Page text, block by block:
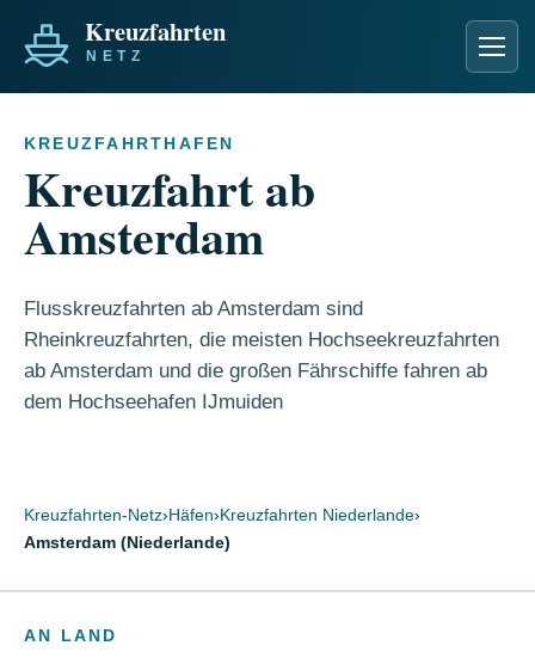
KREUZFAHRTHAFEN
Kreuzfahrt ab
Amsterdam
Flusskreuzfahrten ab Amsterdam sind
Rheinkreuzfahrten, die meisten Hochseekreuzfahrten
ab Amsterdam und die großen Fährschiffe fahren ab
dem Hochseehafen IJmuiden
Kreuzfahrten-Netz›Häfen›Kreuzfahrten Niederlande›
Amsterdam (Niederlande)
AN LAND